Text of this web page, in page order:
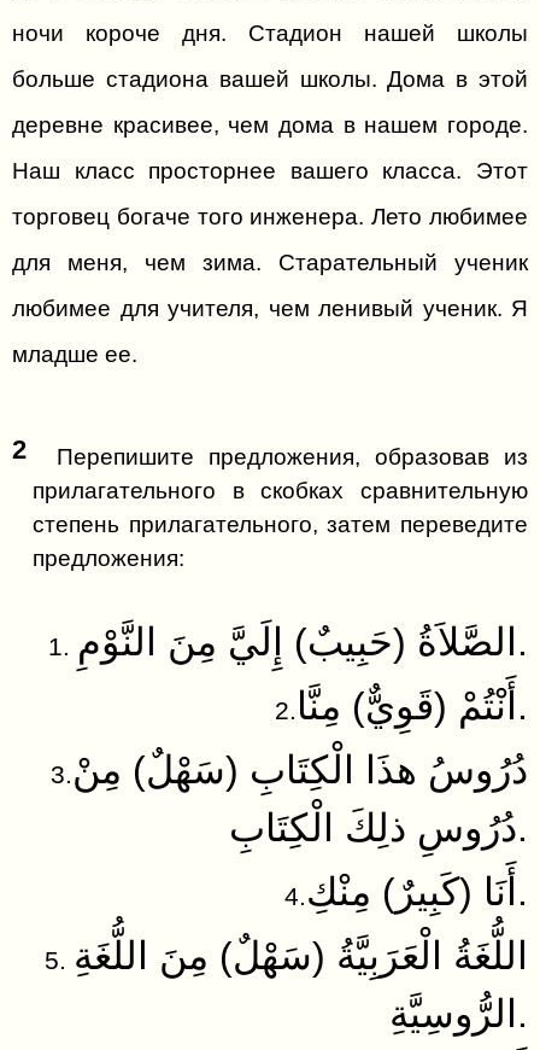
ночи короче дня. Стадион нашей школы
больше стадиона вашей школы. Дома в этой
деревне красивее, чем дома в нашем городе.
Наш класс просторнее вашего класса. Этот
торговец богаче того инженера. Лето любимее
для меня, чем зима. Старательный ученик
любимее для учителя, чем ленивый ученик. Я
младше ее.
2
Перепишите предложения, образовав из
прилагательного в скобках сравнительную
степень прилагательного, затем переведите
предложения:
1. الصَّلاَةُ (حَبِيبٌ) إِلَيَّ مِنَ النَّوْمِ.
2. أَنْتُمْ (قَوِيٌّ) مِنَّا.
3.دُرُوسُ هذَا الْكِتَابِ (سَهْلٌ) مِنْ
دُرُوسِ ذلِكَ الْكِتَابِ.
4. أَنَا (كَبِيرٌ) مِنْكِ.
5. اللُّغَةُ الْعَرَبِيَّةُ (سَهْلٌ) مِنَ اللُّغَةِ
الرُّوسِيَّةِ.